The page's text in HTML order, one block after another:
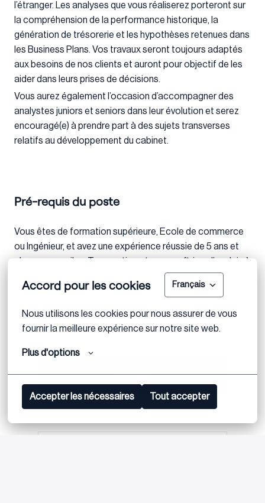
Accord pour les cookies Français
Nous utilisons les cookies pour nous assurer de vous
fournir la meilleure expérience sur notre site web.
Plus d'options
Accepter les nécessaires Tout accepter
l’étranger. Les analyses que vous réaliserez porteront sur
la compréhension de la performance historique, la
génération de trésorerie et les hypothèses retenues dans
les Business Plans. Vos travaux seront toujours adaptés
aux besoins de nos clients et auront pour objectif de les
aider dans leurs prises de décisions.
Vous aurez également l’occasion d’accompagner des
analystes juniors et seniors dans leur évolution et serez
encouragé(e) à prendre part à des sujets transverses
relatifs au développement du cabinet.
Pré-requis du poste
Vous êtes de formation supérieure, Ecole de commerce
ou Ingénieur, et avez une expérience réussie de 5 ans et
plus en conseil en Transaction et vous maîtrisez l’anglais à
Entrepreneur dans l’âme, vous êtes motivé(e) pour
participer au développement commercial de notre
cabinet.
Postuler
ou